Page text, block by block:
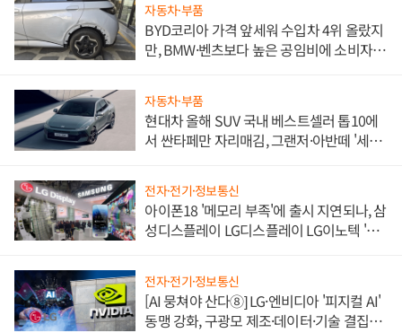
자동차·부품
BYD코리아 가격 앞세워 수입차 4위 올랐지
만, BMW·벤츠보다 높은 공임비에 소비자
자동차·부품
현대차 올해 SUV 국내 베스트셀러 톱10에
서 싼타페만 자리매김, 그랜저·아반떼 '세단
전자·전기·정보통신
아이폰18 '메모리 부족'에 출시 지연되나, 삼
성디스플레이 LG디스플레이 LG이노텍 '탈
전자·전기·정보통신
[AI 뭉쳐야 산다⑧] LG·엔비디아 '피지컬 AI'
동맹 강화, 구광모 제조·데이터·기술 결집